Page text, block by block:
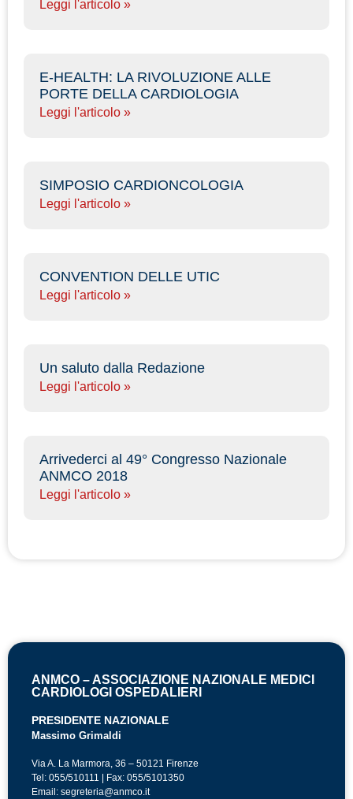
Leggi l'articolo »
E-HEALTH: LA RIVOLUZIONE ALLE
PORTE DELLA CARDIOLOGIA
Leggi l'articolo »
SIMPOSIO CARDIONCOLOGIA
Leggi l'articolo »
CONVENTION DELLE UTIC
Leggi l'articolo »
Un saluto dalla Redazione
Leggi l'articolo »
Arrivederci al 49° Congresso Nazionale
ANMCO 2018
Leggi l'articolo »
ANMCO – ASSOCIAZIONE NAZIONALE MEDICI
CARDIOLOGI OSPEDALIERI
PRESIDENTE NAZIONALE
Massimo Grimaldi
Via A. La Marmora, 36 – 50121 Firenze
Tel: 055/510111 | Fax: 055/5101350
Email: segreteria@anmco.it